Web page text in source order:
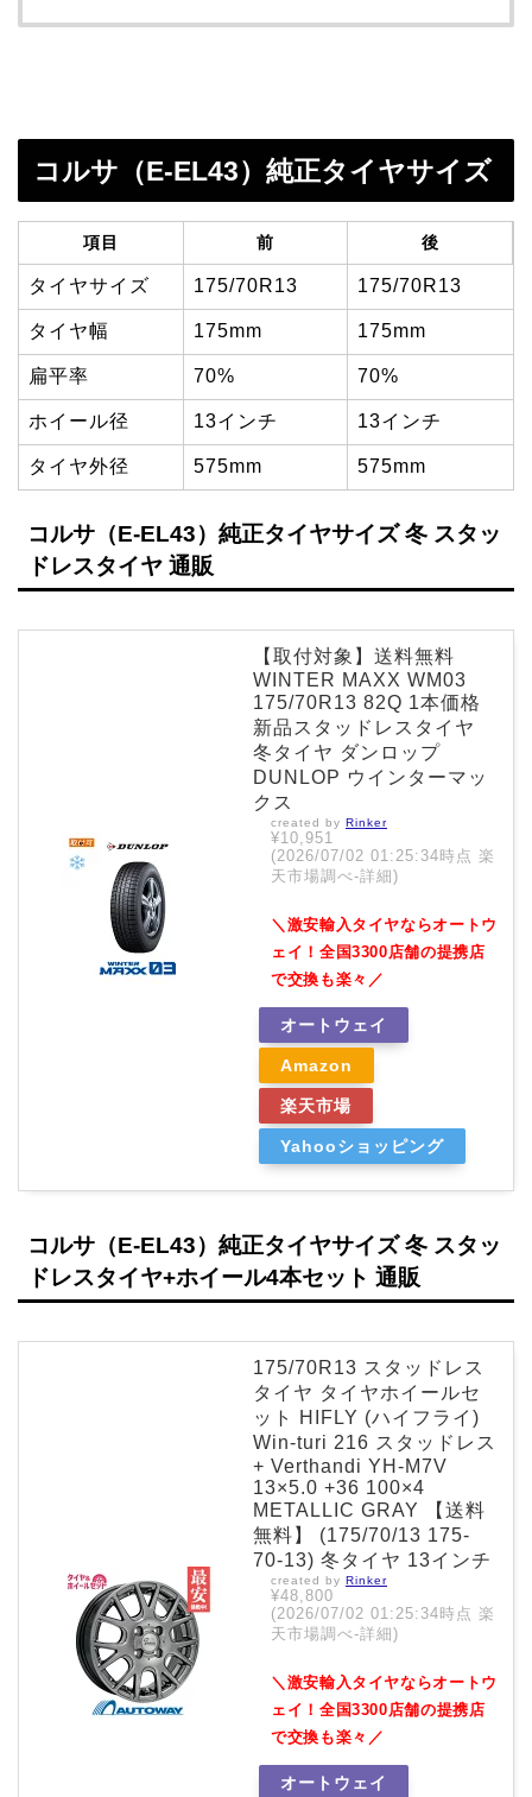
コルサ（E-EL43）純正タイヤサイズ
項目 前 後
タイヤサイズ 175/70R13 175/70R13
タイヤ幅 175mm 175mm
扁平率 70% 70%
ホイール径 13インチ 13インチ
タイヤ外径 575mm 575mm
コルサ（E-EL43）純正タイヤサイズ 冬 スタッ
ドレスタイヤ 通販
【取付対象】送料無料
WINTER MAXX WM03
175/70R13 82Q 1本価格
新品スタッドレスタイヤ
冬タイヤ ダンロップ
DUNLOP ウインターマッ
クス
created by Rinker
¥10,951
(2026/07/02 01:25:34時点 楽
天市場調べ-詳細)
＼激安輸入タイヤならオートウ
ェイ！全国3300店舗の提携店
で交換も楽々／
オートウェイ
Amazon
楽天市場
Yahooショッピング
コルサ（E-EL43）純正タイヤサイズ 冬 スタッ
ドレスタイヤ+ホイール4本セット 通販
175/70R13 スタッドレス
タイヤ タイヤホイールセ
ット HIFLY (ハイフライ)
Win-turi 216 スタッドレス
+ Verthandi YH-M7V
13×5.0 +36 100×4
METALLIC GRAY 【送料
無料】 (175/70/13 175-
70-13) 冬タイヤ 13インチ
created by Rinker
¥48,800
(2026/07/02 01:25:34時点 楽
天市場調べ-詳細)
＼激安輸入タイヤならオートウ
ェイ！全国3300店舗の提携店
で交換も楽々／
オートウェイ